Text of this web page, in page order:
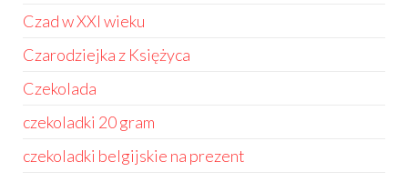
Czad w XXI wieku
Czarodziejka z Księżyca
Czekolada
czekoladki 20 gram
czekoladki belgijskie na prezent